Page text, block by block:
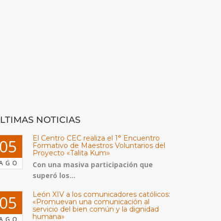
NOTICIAS
El Centro CEC realiza el 1° Encuentro
Formativo de Maestros Voluntarios del
Proyecto «Talita Kum»
Con una masiva participación que
superó los...
León XIV a los comunicadores católicos:
«Promuevan una comunicación al
servicio del bien común y la dignidad
humana»